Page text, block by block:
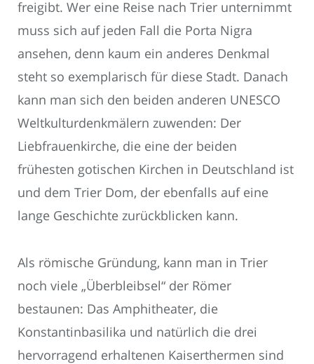
freigibt. Wer eine Reise nach Trier unternimmt
muss sich auf jeden Fall die Porta Nigra
ansehen, denn kaum ein anderes Denkmal
steht so exemplarisch für diese Stadt. Danach
kann man sich den beiden anderen UNESCO
Weltkulturdenkmälern zuwenden: Der
Liebfrauenkirche, die eine der beiden
frühesten gotischen Kirchen in Deutschland ist
und dem Trier Dom, der ebenfalls auf eine
lange Geschichte zurückblicken kann.
Als römische Gründung, kann man in Trier
noch viele „Überbleibsel“ der Römer
bestaunen: Das Amphitheater, die
Konstantinbasilika und natürlich die drei
hervorragend erhaltenen Kaiserthermen sind